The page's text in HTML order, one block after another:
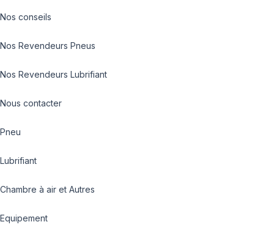
Nos conseils
Nos Revendeurs Pneus
Nos Revendeurs Lubrifiant
Nous contacter
Pneu
Lubrifiant
Chambre à air et Autres
Equipement